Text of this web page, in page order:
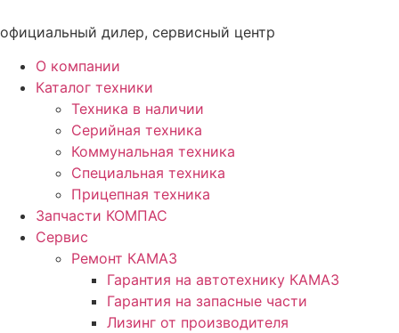
к
официальный дилер, сервисный центр
О компании
Каталог техники
Техника в наличии
Серийная техника
Коммунальная техника
Специальная техника
Прицепная техника
Запчасти КОМПАС
Сервис
Ремонт КАМАЗ
Гарантия на автотехнику КАМАЗ
Гарантия на запасные части
Лизинг от производителя